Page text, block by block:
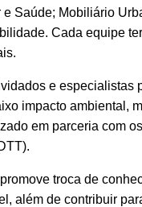
Saúde; Mobiliário
Cada equipe
e
impacto ambiental,
em parceria com
troca de
além de contribuir